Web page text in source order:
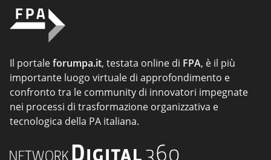
Il portaleforumpa.it, testata online di FPA, è il più
importante luogo virtuale di approfondimento e
confronto tra le community di innovatori impegnate
nei processi di trasformazione organizzativa e
tecnologica della PA italiana.